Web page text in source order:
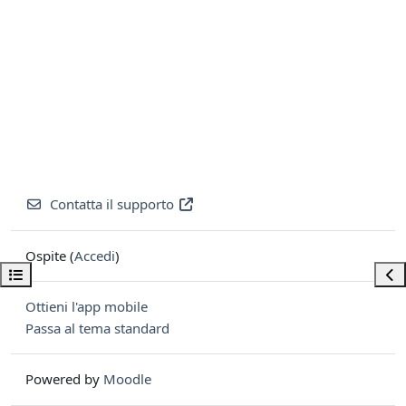
Apri indice del corso
Contatta il supporto
Ospite (Accedi)
Ottieni l'app mobile
Passa al tema standard
Powered by Moodle